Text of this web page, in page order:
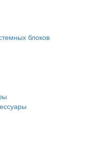
блоков